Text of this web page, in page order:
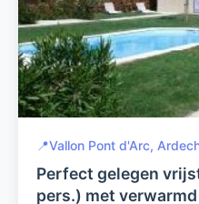
📍Vallon Pont d'Arc,
Perfect gelegen
pers.) met